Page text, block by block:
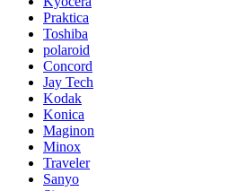
Praktica
Toshiba
polaroid
Concord
Jay Tech
Kodak
Konica
Maginon
Minox
Traveler
Sanyo